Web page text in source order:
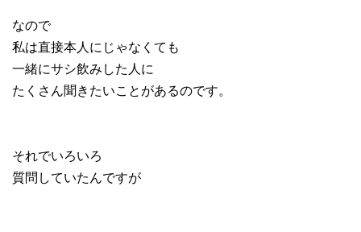
なので
私は直接本人にじゃなくても
一緒にサシ飲みした人に
たくさん聞きたいことがあるのです。
それでいろいろ
質問していたんですが